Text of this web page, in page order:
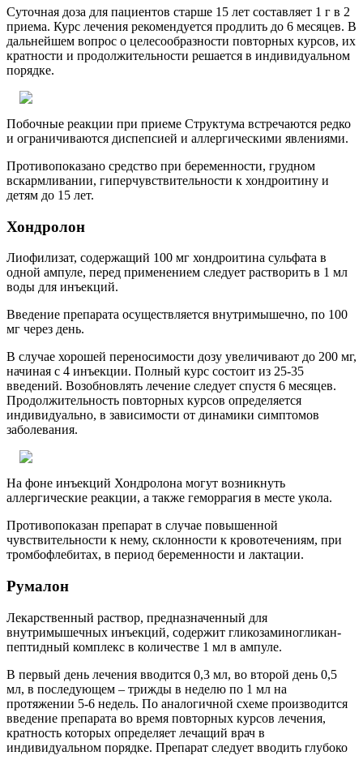
Суточная доза для пациентов старше 15 лет составляет 1 г в 2
приема. Курс лечения рекомендуется продлить до 6 месяцев. В
дальнейшем вопрос о целесообразности повторных курсов, их
кратности и продолжительности решается в индивидуальном
порядке.
Побочные реакции при приеме Структума встречаются редко
и ограничиваются диспепсией и аллергическими явлениями.
Противопоказано средство при беременности, грудном
вскармливании, гиперчувствительности к хондроитину и
детям до 15 лет.
Хондролон
Лиофилизат, содержащий 100 мг хондроитина сульфата в
одной ампуле, перед применением следует растворить в 1 мл
воды для инъекций.
Введение препарата осуществляется внутримышечно, по 100
мг через день.
В случае хорошей переносимости дозу увеличивают до 200 мг,
начиная с 4 инъекции. Полный курс состоит из 25-35
введений. Возобновлять лечение следует спустя 6 месяцев.
Продолжительность повторных курсов определяется
индивидуально, в зависимости от динамики симптомов
заболевания.
На фоне инъекций Хондролона могут возникнуть
аллергические реакции, а также геморрагия в месте укола.
Противопоказан препарат в случае повышенной
чувствительности к нему, склонности к кровотечениям, при
тромбофлебитах, в период беременности и лактации.
Румалон
Лекарственный раствор, предназначенный для
внутримышечных инъекций, содержит гликозаминогликан-
пептидный комплекс в количестве 1 мл в ампуле.
В первый день лечения вводится 0,3 мл, во второй день 0,5
мл, в последующем – трижды в неделю по 1 мл на
протяжении 5-6 недель. По аналогичной схеме производится
введение препарата во время повторных курсов лечения,
кратность которых определяет лечащий врач в
индивидуальном порядке. Препарат следует вводить глубоко